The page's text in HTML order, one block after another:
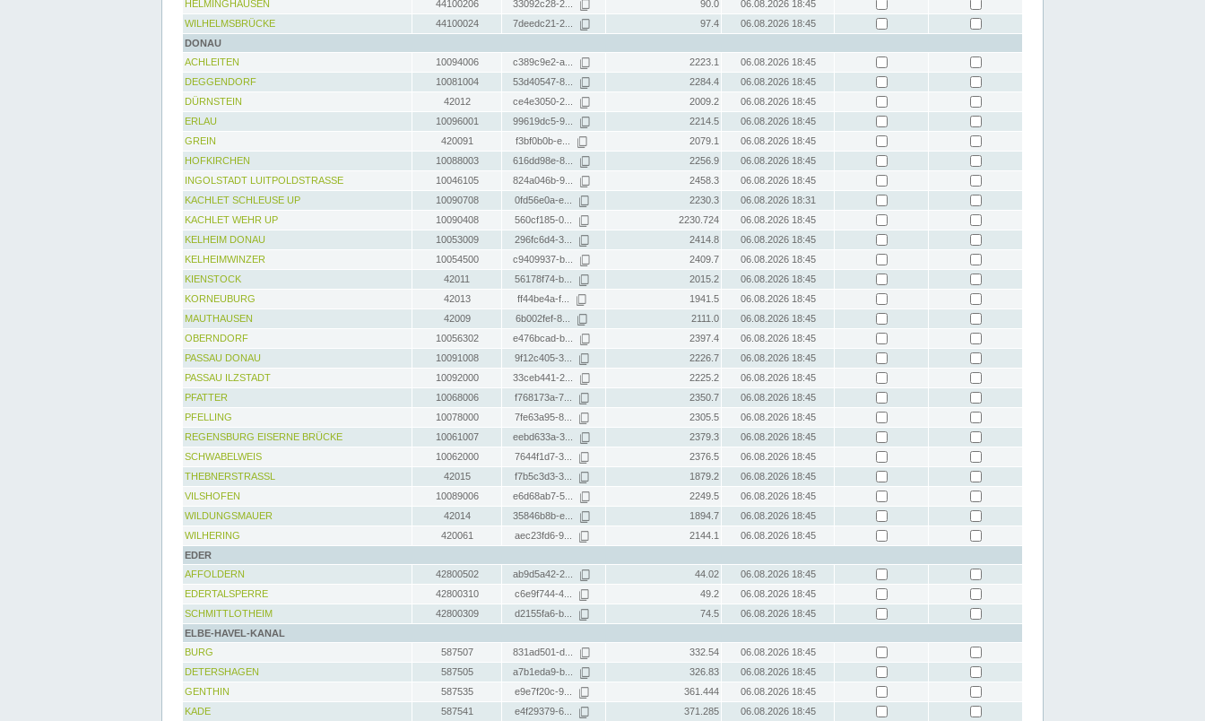
HELMINGHAUSEN
44100206 33092c28-2... 90.0
06.08.2026 18:45
WILHELMSBRÜCKE
44100024 7deedc21-2... 97.4
06.08.2026 18:45
DONAU
ACHLEITEN
10094006 c389c9e2-a... 2223.1
06.08.2026 18:45
DEGGENDORF
10081004 53d40547-8... 2284.4
06.08.2026 18:45
DÜRNSTEIN
42012 ce4e3050-2... 2009.2
06.08.2026 18:45
ERLAU
10096001 99619dc5-9... 2214.5
06.08.2026 18:45
GREIN
420091 f3bf0b0b-e... 2079.1
06.08.2026 18:45
HOFKIRCHEN
10088003 616dd98e-8... 2256.9
06.08.2026 18:45
INGOLSTADT LUITPOLDSTRASSE
10046105 824a046b-9... 2458.3
06.08.2026 18:45
KACHLET SCHLEUSE UP
10090708 0fd56e0a-e... 2230.3
06.08.2026 18:31
KACHLET WEHR UP
10090408 560cf185-0... 2230.724
06.08.2026 18:45
KELHEIM DONAU
10053009 296fc6d4-3... 2414.8
06.08.2026 18:45
KELHEIMWINZER
10054500 c9409937-b... 2409.7
06.08.2026 18:45
KIENSTOCK
42011 56178f74-b... 2015.2
06.08.2026 18:45
KORNEUBURG
42013 ff44be4a-f... 1941.5
06.08.2026 18:45
MAUTHAUSEN
42009 6b002fef-8... 2111.0
06.08.2026 18:45
OBERNDORF
10056302 e476bcad-b... 2397.4
06.08.2026 18:45
PASSAU DONAU
10091008 9f12c405-3... 2226.7
06.08.2026 18:45
PASSAU ILZSTADT
10092000 33ceb441-2... 2225.2
06.08.2026 18:45
PFATTER
10068006 f768173a-7... 2350.7
06.08.2026 18:45
PFELLING
10078000 7fe63a95-8... 2305.5
06.08.2026 18:45
REGENSBURG EISERNE BRÜCKE
10061007 eebd633a-3... 2379.3
06.08.2026 18:45
SCHWABELWEIS
10062000 7644f1d7-3... 2376.5
06.08.2026 18:45
THEBNERSTRASSL
42015 f7b5c3d3-3... 1879.2
06.08.2026 18:45
VILSHOFEN
10089006 e6d68ab7-5... 2249.5
06.08.2026 18:45
WILDUNGSMAUER
42014 35846b8b-e... 1894.7
06.08.2026 18:45
WILHERING
420061 aec23fd6-9... 2144.1
06.08.2026 18:45
EDER
AFFOLDERN
42800502 ab9d5a42-2... 44.02
06.08.2026 18:45
EDERTALSPERRE
42800310 c6e9f744-4... 49.2
06.08.2026 18:45
SCHMITTLOTHEIM
42800309 d2155fa6-b... 74.5
06.08.2026 18:45
ELBE-HAVEL-KANAL
BURG
587507 831ad501-d... 332.54
06.08.2026 18:45
DETERSHAGEN
587505 a7b1eda9-b... 326.83
06.08.2026 18:45
GENTHIN
587535 e9e7f20c-9... 361.444
06.08.2026 18:45
KADE
587541 e4f29379-6... 371.285
06.08.2026 18:45